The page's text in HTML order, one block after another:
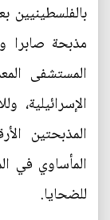
المستشفى
المذبحتين
المأساوي في
للضحايا.